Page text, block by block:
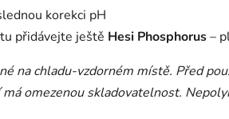
korekci pH
přidávejte ještě Hesi Phosphorus–
na chladu-vzdorném místě. Před
omezenou skladovatelnost.